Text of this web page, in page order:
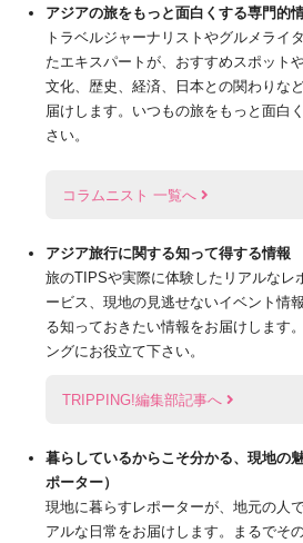
アジアの旅をもっと面白くする専門的
トラベルジャーナリストやグルメライ
たエキスパートが、おすすめスポット
文化、歴史、経済、日本との関わりな
届けします。いつもの旅をもっと面白
さい。
コラムニスト 一覧へ
アジア旅行に関する知って得する情報
旅のTIPSや実際に体験したリアルなレ
ービス、現地の見逃せないイベント情
る知っておきたい情報をお届けします
ングにお役立て下さい。
TRIPPING!編集部記事へ
暮らしているからこそ分かる、現地の
ポーター）
現地に暮らすレポーターが、地元の人
アルな日常をお届けします。まるでそ